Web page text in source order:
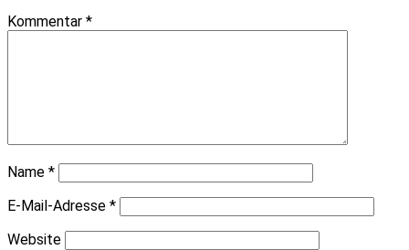
Kommentar *
Name *
E-Mail-Adresse *
Website